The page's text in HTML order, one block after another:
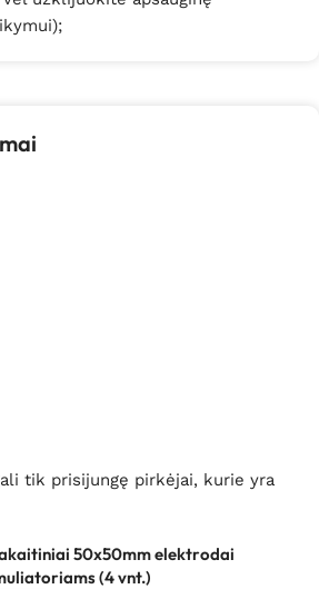
50x50mm elektrodai
(4 vnt.)
tik prisijungę pirkėjai, kurie yra